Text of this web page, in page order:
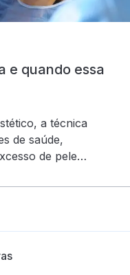
e quando essa
a técnica
de saúde,
de pele